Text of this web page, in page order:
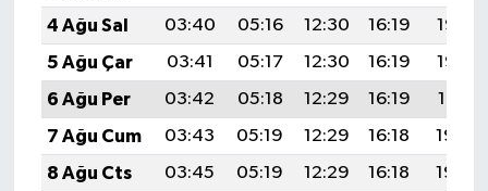
4 Ağu Sal
03:40 05:16 12:30 16:19
19:33
5 Ağu Çar
03:41 05:17 12:30 16:19
19:32
6 Ağu Per
03:42 05:18 12:29 16:19
19:31
7 Ağu Cum
03:43 05:19 12:29 16:18
19:30
8 Ağu Cts
03:45 05:19 12:29 16:18
19:29